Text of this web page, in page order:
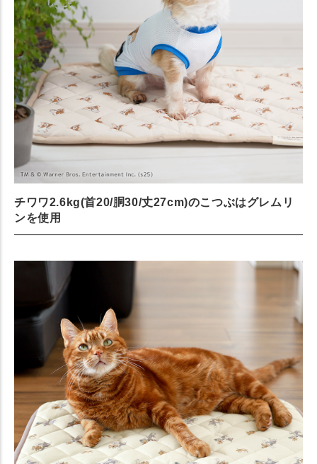
チワワ2.6kg(首20/胴30/丈27cm)のこつぶはグレムリ
ンを使用